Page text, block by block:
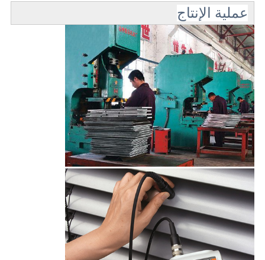
عملية الإنتاج